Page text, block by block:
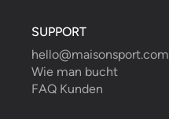
SUPPORT
hello@maisonsport.com
Wie man bucht
FAQ Kunden